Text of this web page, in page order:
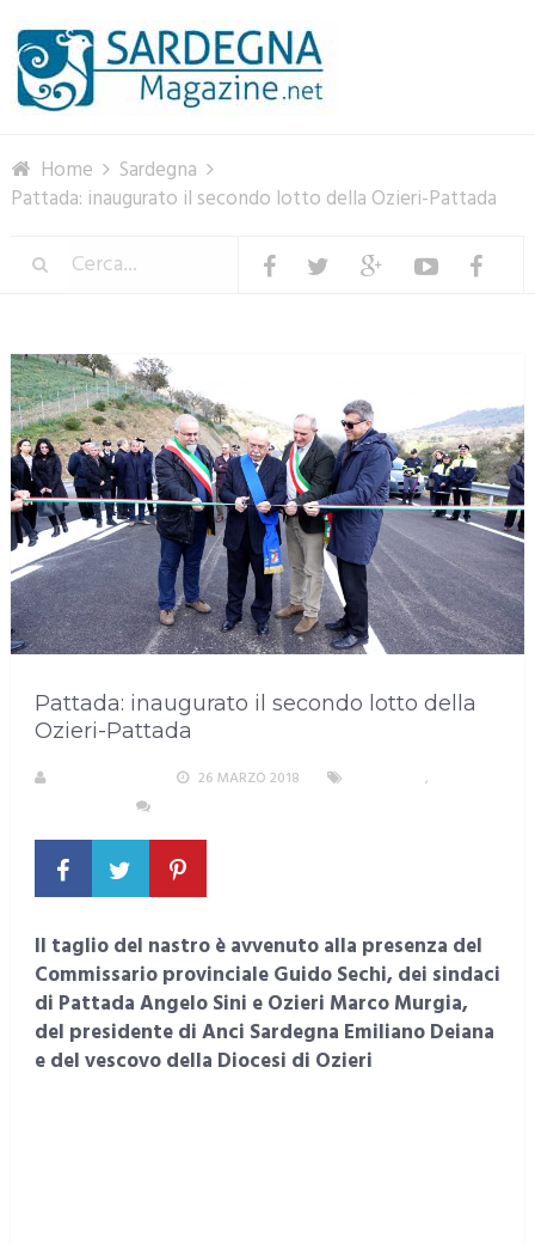
Home
Sardegna
Pattada: inaugurato il secondo lotto della Ozieri-Pattada
Pattada: inaugurato il secondo lotto della
Ozieri-Pattada
26 MARZO 2018
,
Il taglio del nastro è avvenuto alla presenza del
Commissario provinciale Guido Sechi, dei sindaci
di Pattada Angelo Sini e Ozieri Marco Murgia,
del presidente di Anci Sardegna Emiliano Deiana
e del vescovo della Diocesi di Ozieri